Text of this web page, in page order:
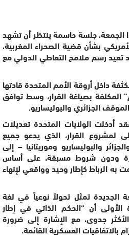
الجمعة، جلسة حاسمة ينتظر أن تشهد
بشأن قضية الصحراء المغربية،
رسم ملامح التعاطي الدولي مع
داخل أروقة الأمم المتحدة قادتها
المكلفة بصياغة القرار، وسط توافق
الجزائري والبوليساريو.
أدخلت الولايات المتحدة تعديلات
لمشروع القرار، الذي يدعو جميع
والبوليساريو وموريتانيا – إلى
ودون شروط مسبقة، على أساس
به الرباط كإطار وحيد وواقعي لإنهاء
الجديدة تمثل تحولاً نوعياً في لغة
أن “الحكم الذاتي في إطار
جدوى، مع الإشارة إلى ضرورة
بالاتفاقيات العسكرية القائمة.